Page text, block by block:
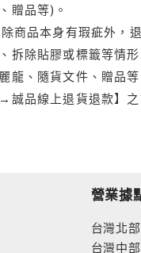
贈品等)。
商品本身有瑕疵外
拆除貼膠或標籤等情
龍、隨貨文件、贈品等
品線上退貨退款】之
營業據
台灣北部
台灣中部